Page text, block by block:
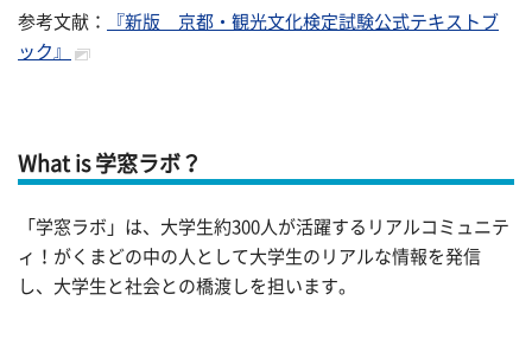
参考文献：
『新版 京都・観光文化検定試験公式テキストブ
ック』
What is 学窓ラボ？
「学窓ラボ」は、大学生約300人が活躍するリアルコミュニテ
ィ！がくまどの中の人として大学生のリアルな情報を発信
し、大学生と社会との橋渡しを担います。